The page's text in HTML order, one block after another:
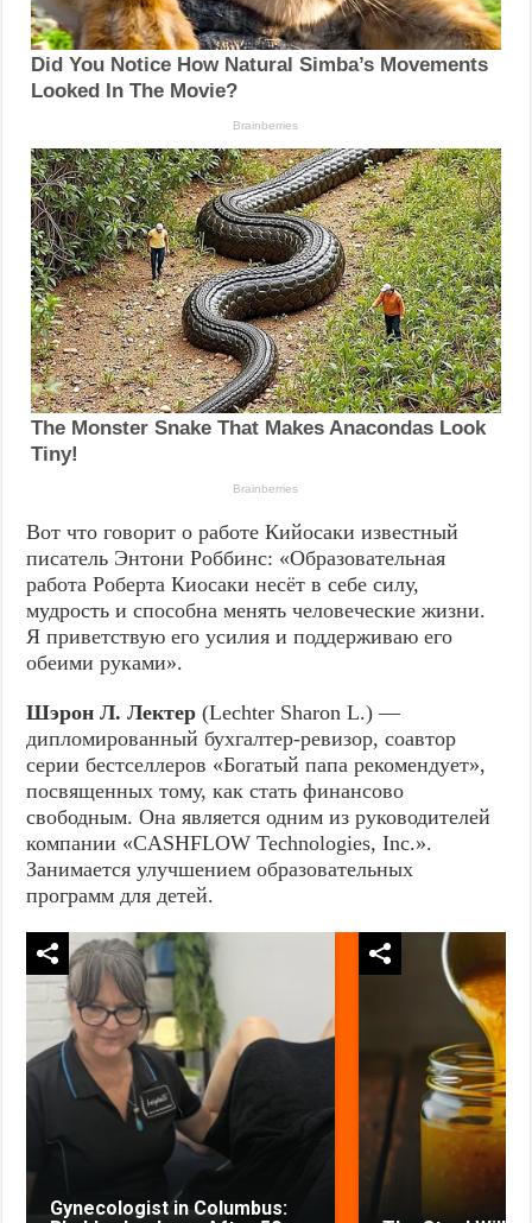
Вот что говорит о работе Кийосаки известный
писатель Энтони Роббинс: «Образовательная
работа Роберта Киосаки несёт в себе силу,
мудрость и способна менять человеческие жизни.
Я приветствую его усилия и поддерживаю его
обеими руками».
Шэрон Л. Лектер (Lechter Sharon L.) —
дипломированный бухгалтер-ревизор, соавтор
серии бестселлеров «Богатый папа рекомендует»,
посвященных тому, как стать финансово
свободным. Она является одним из руководителей
компании «CASHFLOW Technologies, Inc.».
Занимается улучшением образовательных
программ для детей.
Gynecologist in Columbus: